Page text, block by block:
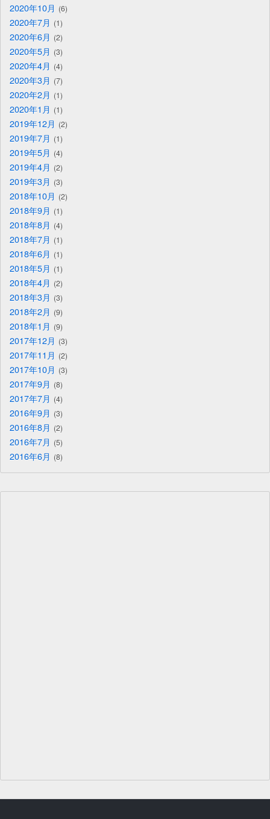
2020年10月 6
2020年7月 1
2020年6月 2
2020年5月 3
2020年4月 4
2020年3月 7
2020年2月 1
2020年1月 1
2019年12月 2
2019年7月 1
2019年5月 4
2019年4月 2
2019年3月 3
2018年10月 2
2018年9月 1
2018年8月 4
2018年7月 1
2018年6月 1
2018年5月 1
2018年4月 2
2018年3月 3
2018年2月 9
2018年1月 9
2017年12月 3
2017年11月 2
2017年10月 3
2017年9月 8
2017年7月 4
2016年9月 3
2016年8月 2
2016年7月 5
2016年6月 8